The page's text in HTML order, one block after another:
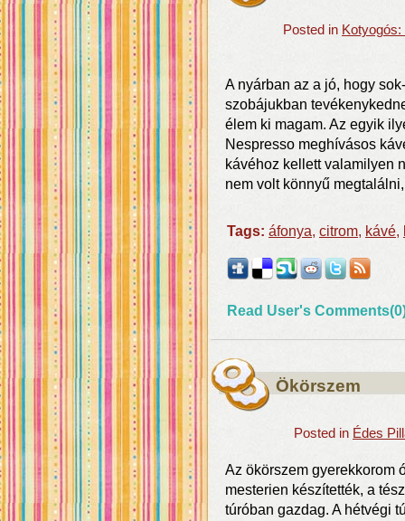
Posted in
A nyárban az a jó, hogy
szobájukban
élem ki magam. Az egyik
Nespresso meghívásos
kávéhoz kellett valamilyen
nem volt könnyű
Tags: áfonya, citrom, kávé,
Read User's
Ökörszem
Posted in Édes
Az ökörszem gyerekkorom
mesterien készítették, a
túróban gazdag. A hétvégi